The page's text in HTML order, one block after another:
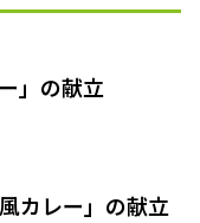
」の献立
カレー」の献立